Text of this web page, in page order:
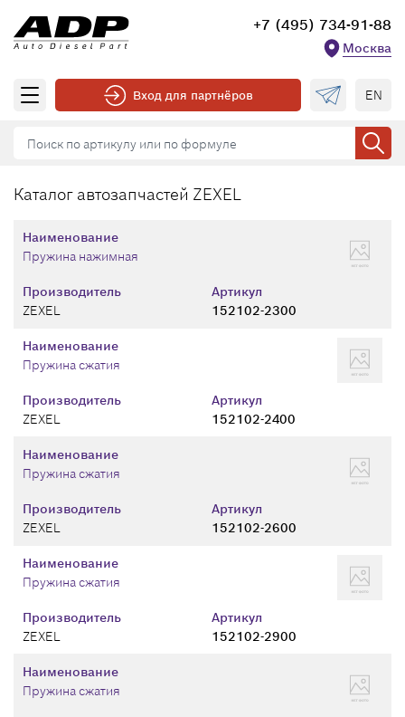
+7 (495) 734-91-88
Москва
Вход для партнёров EN
Каталог автозапчастей ZEXEL
Производитель
ZEXEL
Артикул
152102-2300
Наименование
Пружина нажимная
Производитель
ZEXEL
Артикул
152102-2400
Наименование
Пружина сжатия
Производитель
ZEXEL
Артикул
152102-2600
Наименование
Пружина сжатия
Производитель
ZEXEL
Артикул
152102-2900
Наименование
Пружина сжатия
Наименование
Пружина сжатия